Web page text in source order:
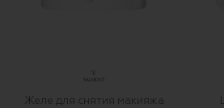
Желе для снятия макияжа